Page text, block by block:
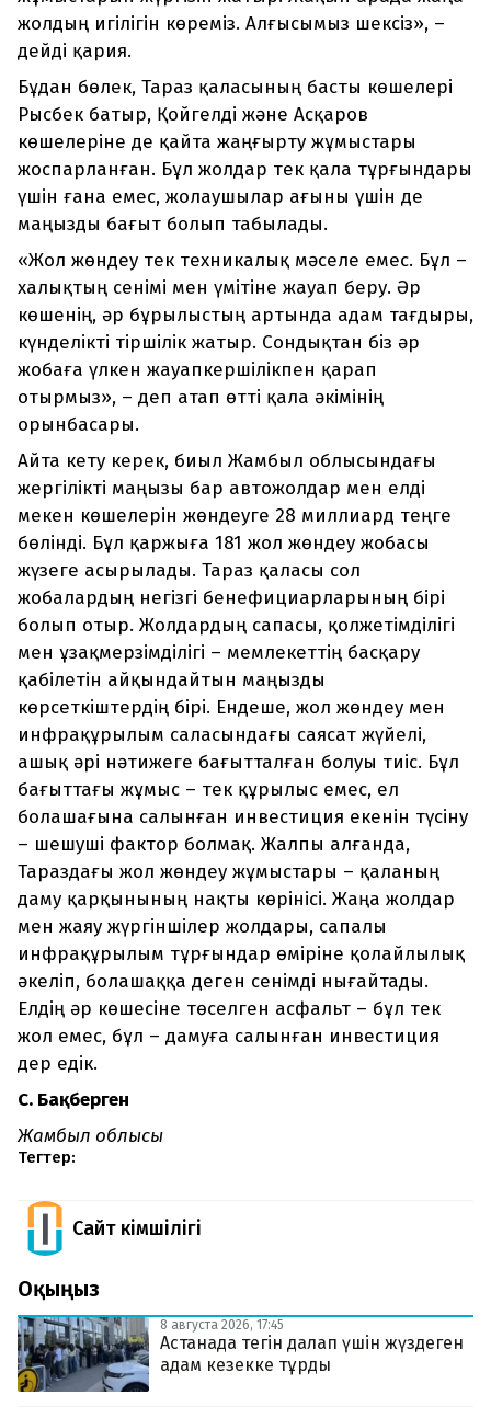
жолдың игілігін көреміз. Алғысымыз шексіз», –
дейді қария.
Бұдан бөлек, Тараз қаласының басты көшелері
Рысбек батыр, Қойгелді және Асқаров
көшелеріне де қайта жаңғырту жұмыстары
жоспарланған. Бұл жолдар тек қала тұрғындары
үшін ғана емес, жолаушылар ағыны үшін де
маңызды бағыт болып табылады.
«Жол жөндеу тек техникалық мәселе емес. Бұл –
халықтың сенімі мен үмітіне жауап беру. Әр
көшенің, әр бұрылыстың артында адам тағдыры,
күнделікті тіршілік жатыр. Сондықтан біз әр
жобаға үлкен жауапкершілікпен қарап
отырмыз», – деп атап өтті қала әкімінің
орынбасары.
Айта кету керек, биыл Жамбыл облысындағы
жергілікті маңызы бар автожолдар мен елді
мекен көшелерін жөндеуге 28 миллиард теңге
бөлінді. Бұл қаржыға 181 жол жөндеу жобасы
жүзеге асырылады. Тараз қаласы сол
жобалардың негізгі бенефициарларының бірі
болып отыр. Жолдардың сапасы, қолжетімділігі
мен ұзақмерзімділігі – мемлекеттің басқару
қабілетін айқындайтын маңызды
көрсеткіштердің бірі. Ендеше, жол жөндеу мен
инфрақұрылым саласындағы саясат жүйелі,
ашық әрі нәтижеге бағытталған болуы тиіс. Бұл
бағыттағы жұмыс – тек құрылыс емес, ел
болашағына салынған инвестиция екенін түсіну
– шешуші фактор болмақ. Жалпы алғанда,
Тараздағы жол жөндеу жұмыстары – қаланың
даму қарқынының нақты көрінісі. Жаңа жолдар
мен жаяу жүргіншілер жолдары, сапалы
инфрақұрылым тұрғындар өміріне қолайлылық
әкеліп, болашаққа деген сенімді нығайтады.
Елдің әр көшесіне төселген асфальт – бұл тек
жол емес, бұл – дамуға салынған инвестиция
дер едік.
С. Бақберген
Жамбыл облысы
Тегтер:
Сайт Әкімшілігі
Оқыңыз
8 августа 2026, 17:45
Астанада тегін далап үшін жүздеген
адам кезекке тұрды